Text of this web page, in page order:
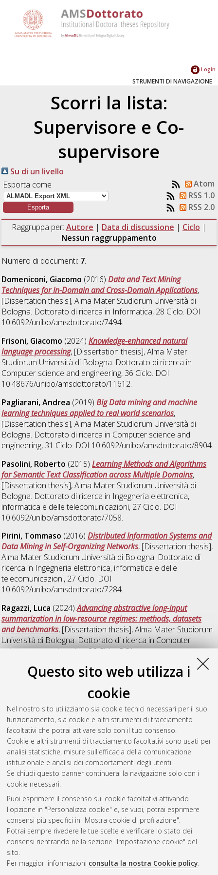
Questo sito web utilizza i
cookie
Nel nostro sito utilizziamo sia cookie tecnici necessari per il suo
funzionamento, sia cookie e altri strumenti di tracciamento
facoltativi che potrai attivare solo con il tuo consenso.
Cookie e altri strumenti di tracciamento facoltativi sono usati per
analisi statistiche, misure sull'efficacia della comunicazione
istituzionale e analisi dei comportamenti degli utenti.
Se chiudi questo banner continuerai la navigazione solo con i
cookie necessari.
Puoi esprimere il consenso sui cookie facoltativi attivando
l'opzione in "Personalizza cookie" e, se vuoi, potrai esprimere
consensi più specifici in "Mostra cookie di profilazione".
Potrai sempre rivedere le tue scelte e verificare lo stato dei
consensi rientrando nella sezione "Impostazione cookie" del
sito.
Per maggiori informazioni consulta la nostra Cookie policy.
Login
STRUMENTI DI NAVIGAZIONE
Scorri la lista:
Supervisore e Co-
supervisore
Su di un livello
Esporta come
Atom
RSS 1.0
RSS 2.0
Raggruppa per: Autore | Data di discussione | Ciclo |
Nessun raggruppamento
Numero di documenti: 7.
Domeniconi, Giacomo (2016)Data and Text Mining
Techniques for In-Domain and Cross-Domain Applications,
[Dissertation thesis], Alma Mater Studiorum Università di
Bologna. Dottorato di ricerca in Informatica, 28 Ciclo. DOI
10.6092/unibo/amsdottorato/7494.
Frisoni, Giacomo (2024)Knowledge-enhanced natural
language processing, [Dissertation thesis], Alma Mater
Studiorum Università di Bologna. Dottorato di ricerca in
Computer science and engineering, 36 Ciclo. DOI
10.48676/unibo/amsdottorato/11612.
Pagliarani, Andrea (2019)Big Data mining and machine
learning techniques applied to real world scenarios,
[Dissertation thesis], Alma Mater Studiorum Università di
Bologna. Dottorato di ricerca in Computer science and
engineering, 31 Ciclo. DOI 10.6092/unibo/amsdottorato/8904.
Pasolini, Roberto (2015)Learning Methods and Algorithms
for Semantic Text Classification across Multiple Domains,
[Dissertation thesis], Alma Mater Studiorum Università di
Bologna. Dottorato di ricerca in Ingegneria elettronica,
informatica e delle telecomunicazioni, 27 Ciclo. DOI
10.6092/unibo/amsdottorato/7058.
Pirini, Tommaso (2016)Distributed Information Systems and
Data Mining in Self-Organizing Networks, [Dissertation thesis],
Alma Mater Studiorum Università di Bologna. Dottorato di
ricerca in Ingegneria elettronica, informatica e delle
telecomunicazioni, 27 Ciclo. DOI
10.6092/unibo/amsdottorato/7284.
Ragazzi, Luca (2024)Advancing abstractive long-input
summarization in low-resource regimes: methods, datasets
and benchmarks, [Dissertation thesis], Alma Mater Studiorum
Università di Bologna. Dottorato di ricerca in Computer
science and engineering, 36 Ciclo. DOI
Valgimigli, Lorenzo(2024)Novel language models and
methods for semantic representation learning, self-supervised
retrieval, and summarization, [Dissertation thesis], Alma
Mater Studiorum Università di Bologna. Dottorato di ricerca in
Computer science and engineering, 36 Ciclo. DOI
10.48676/unibo/amsdottorato/11596.
Questa lista e' stata generata ilFri Aug 7 20:44:38 2026 CEST
Atom
Rss 1.0
Rss 2.0
ISSN: 2038-7946